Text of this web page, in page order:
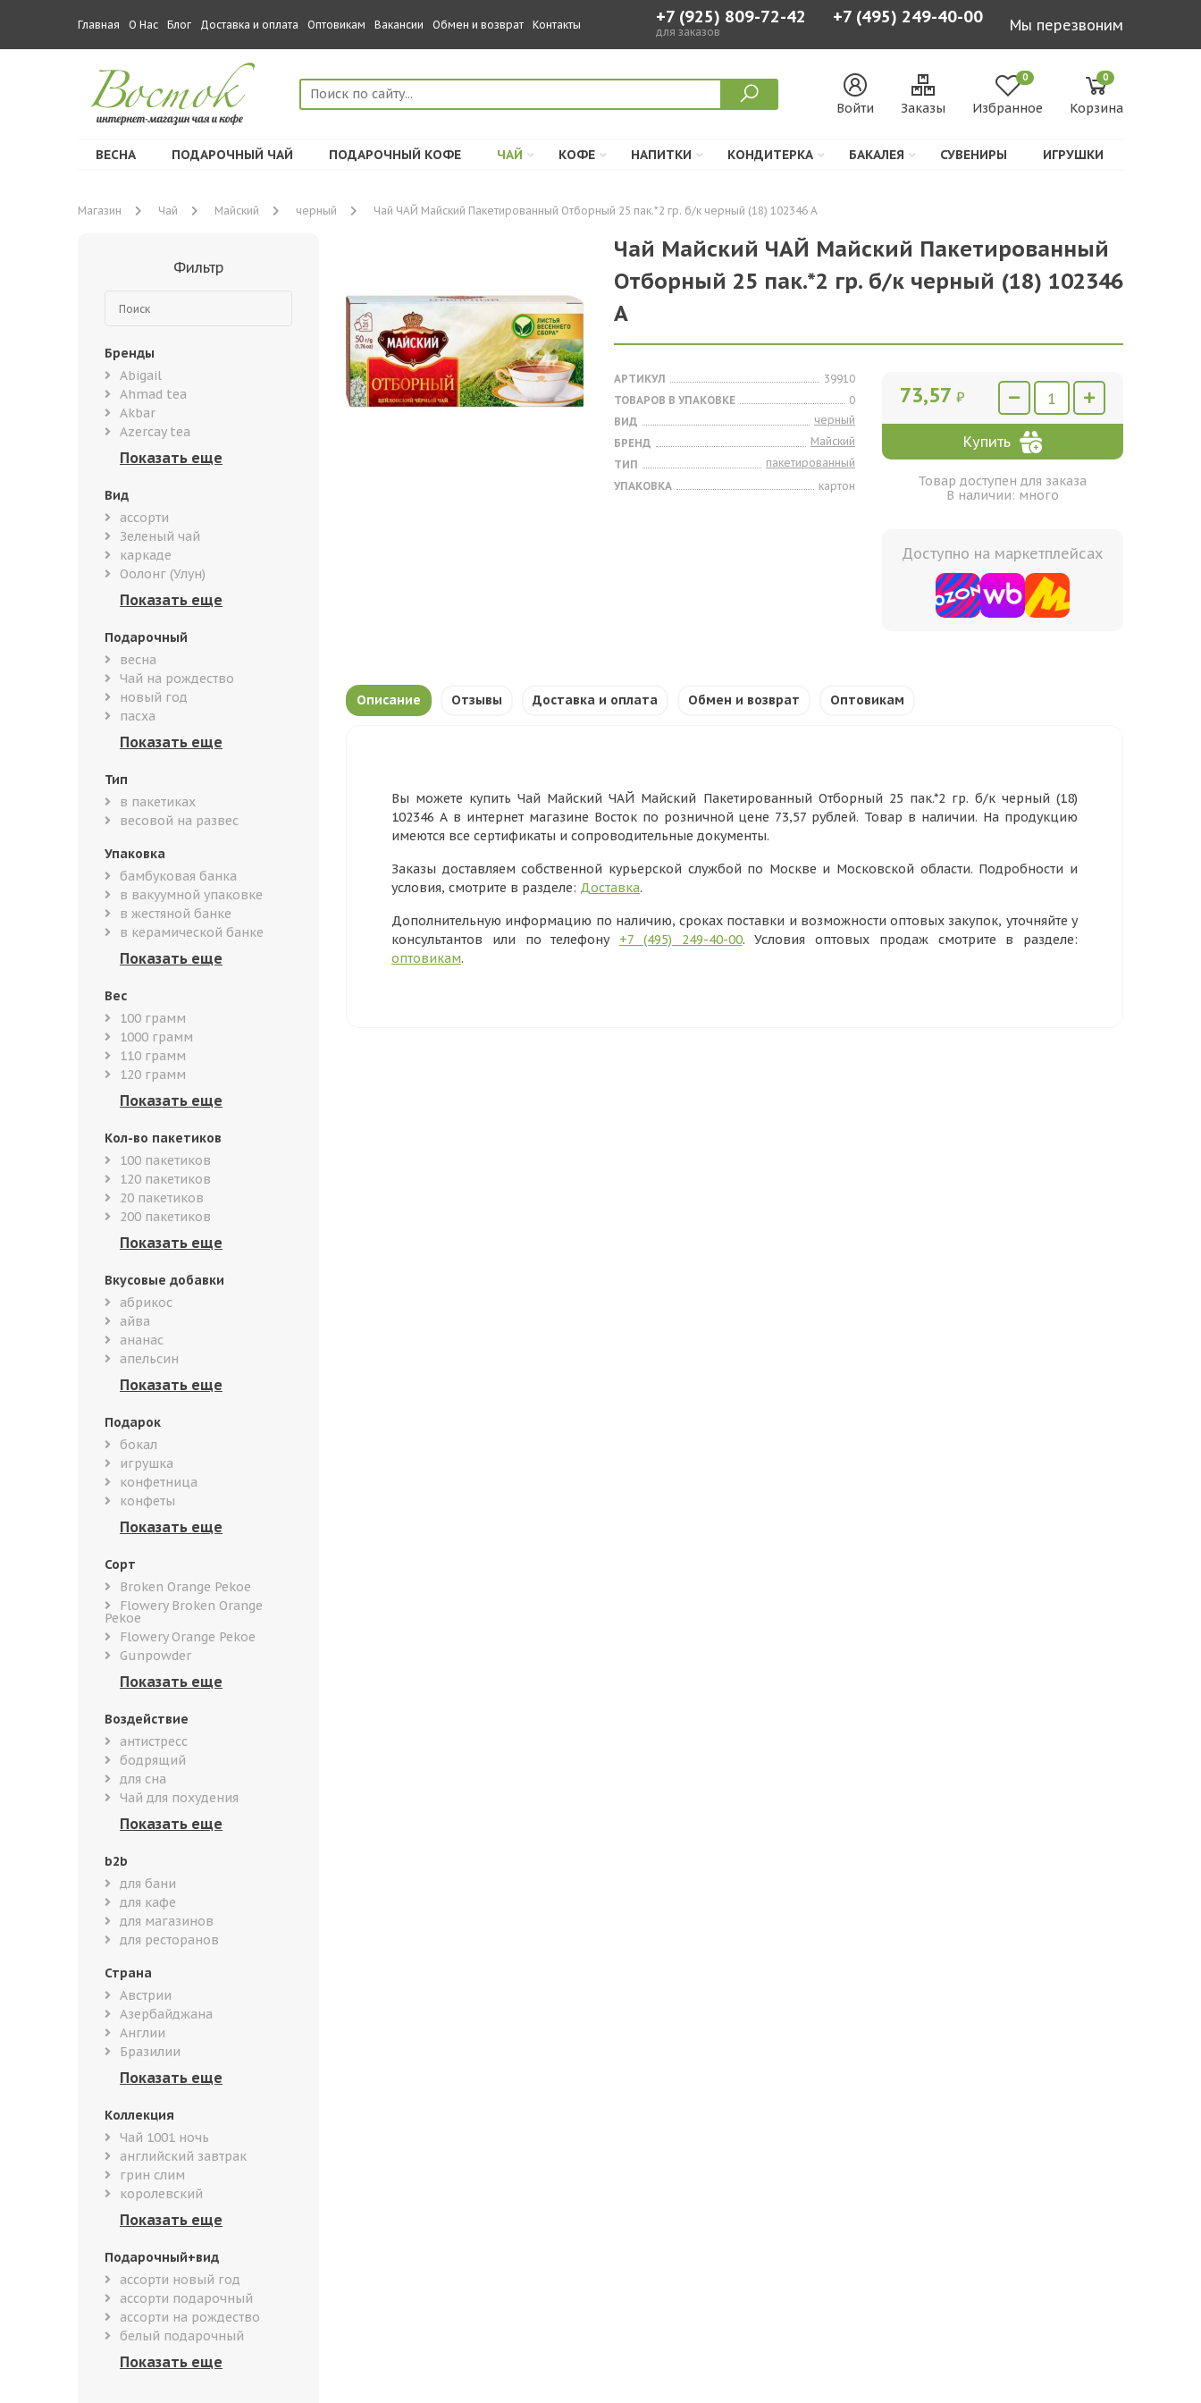
Главная О Нас Блог Доставка и оплата Оптовикам Вакансии Обмен и возврат Контакты +7 (925) 809-72-42
для заказов
+7 (495) 249-40-00 Мы перезвоним
Войти Заказы
0
Избранное
0
Корзина
ВЕСНА ПОДАРОЧНЫЙ ЧАЙ ПОДАРОЧНЫЙ КОФЕ ЧАЙ КОФЕ НАПИТКИ КОНДИТЕРКА БАКАЛЕЯ СУВЕНИРЫ ИГРУШКИ
Магазин Чай Майский черный Чай ЧАЙ Майский Пакетированный Отборный 25 пак.*2 гр. б/к черный (18) 102346 А
Фильтр
Бренды
Abigail
Ahmad tea
Akbar
Azercay tea
Вид
ассорти
Зеленый чай
каркаде
Оолонг (Улун)
Подарочный
весна
Чай на рождество
новый год
пасха
Тип
в пакетиках
весовой на развес
Упаковка
бамбуковая банка
в вакуумной упаковке
в жестяной банке
в керамической банке
Вес
100 грамм
1000 грамм
110 грамм
120 грамм
Кол-во пакетиков
100 пакетиков
120 пакетиков
20 пакетиков
200 пакетиков
Вкусовые добавки
абрикос
айва
ананас
апельсин
Подарок
бокал
игрушка
конфетница
конфеты
Сорт
Broken Orange Pekoe
Flowery Broken Orange
Pekoe
Flowery Orange Pekoe
Gunpowder
Воздействие
антистресс
бодрящий
для сна
Чай для похудения
b2b
для бани
для кафе
для магазинов
для ресторанов
Страна
Австрии
Азербайджана
Англии
Бразилии
Коллекция
Чай 1001 ночь
английский завтрак
грин слим
королевский
Подарочный+вид
ассорти новый год
ассорти подарочный
ассорти на рождество
белый подарочный
Чай Майский ЧАЙ Майский Пакетированный
Отборный 25 пак.*2 гр. б/к черный (18) 102346
А
АРТИКУЛ
39910
ТОВАРОВ В УПАКОВКЕ
0
ВИД
черный
БРЕНД
Майский
ТИП
пакетированный
УПАКОВКА
картон
73,57 ₽
Купить
Товар доступен для заказа
В наличии: много
Доступно на маркетплейсах
Описание Отзывы Доставка и оплата Обмен и возврат Оптовикам
Вы можете купить Чай Майский ЧАЙ Майский Пакетированный Отборный 25 пак.*2 гр. б/к черный (18)
102346 А в интернет магазине Восток по розничной цене 73,57 рублей. Товар в наличии. На продукцию
имеются все сертификаты и сопроводительные документы.
Заказы доставляем собственной курьерской службой по Москве и Московской области. Подробности и
условия, смотрите в разделе: Доставка.
Дополнительную информацию по наличию, сроках поставки и возможности оптовых закупок, уточняйте у
консультантов или по телефону +7 (495) 249-40-00. Условия оптовых продаж смотрите в разделе:
оптовикам.